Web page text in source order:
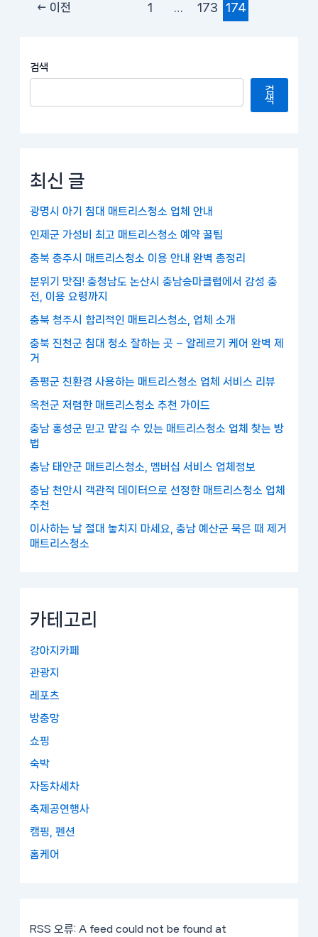
← 이전 1 173 174
검색
검
색
최신 글
광명시 아기 침대 매트리스청소 업체 안내
인제군 가성비 최고 매트리스청소 예약 꿀팁
충북 충주시 매트리스청소 이용 안내 완벽 총정리
분위기 맛집! 충청남도 논산시 충남승마클럽에서 감성 충
전, 이용 요령까지
충북 청주시 합리적인 매트리스청소, 업체 소개
충북 진천군 침대 청소 잘하는 곳 – 알레르기 케어 완벽 제
거
증평군 친환경 사용하는 매트리스청소 업체 서비스 리뷰
옥천군 저렴한 매트리스청소 추천 가이드
충남 홍성군 믿고 맡길 수 있는 매트리스청소 업체 찾는 방
법
충남 태안군 매트리스청소, 멤버십 서비스 업체정보
충남 천안시 객관적 데이터으로 선정한 매트리스청소 업체
추천
이사하는 날 절대 놓치지 마세요, 충남 예산군 묵은 때 제거
매트리스청소
카테고리
강아지카페
관광지
레포츠
방충망
쇼핑
숙박
자동차세차
축제공연행사
캠핑, 펜션
홈케어
RSS 오류: A feed could not be found at